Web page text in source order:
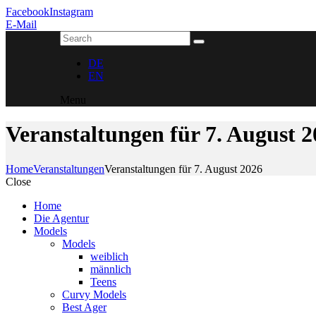
FacebookInstagram
E-Mail
DE
EN
Menu
Veranstaltungen für 7. August
HomeVeranstaltungenVeranstaltungen für 7. August 2026
Close
Home
Die Agentur
Models
Models
weiblich
männlich
Teens
Curvy Models
Best Ager